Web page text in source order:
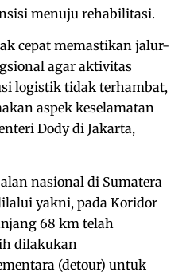
menuju rehabilitasi.
cepat memastikan jalur-
agar aktivitas
logistik tidak terhambat,
aspek keselamatan
Dody di Jakarta,
nasional di Sumatera
yakni, pada Koridor
68 km telah
dilakukan
(detour) untuk